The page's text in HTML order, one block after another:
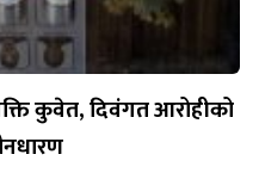
कुवेत, दिवंगत आरोहीको